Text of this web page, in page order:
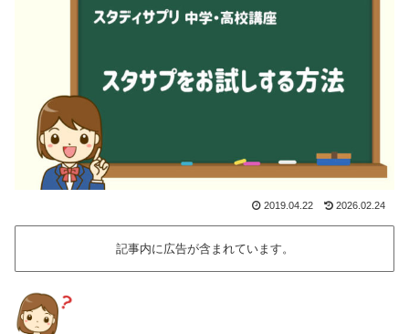
2019.04.22 2026.02.24
記事内に広告が含まれています。